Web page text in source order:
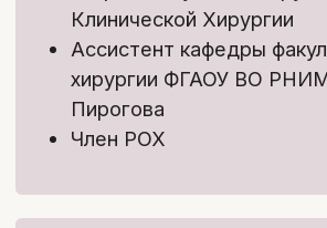
Тариф с обратной связью
Доступ ко всем модулям курса
в течение 6 месяцев
Тестирование для
самопроверки
пациентом» стоимостью 9900₽